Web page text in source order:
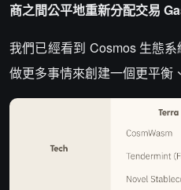
商之間公平地重新分配交易
我們已經看到 Cosmos 生態
做更多事情來創建一個更平衡